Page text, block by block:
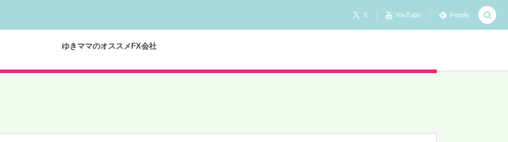
X YouTube Feedly
ゆきママのオススメFX会社